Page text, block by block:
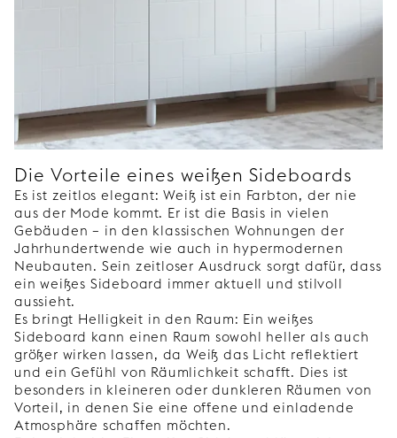
Die Vorteile eines weißen Sideboards
Es ist zeitlos elegant: Weiß ist ein Farbton, der nie
aus der Mode kommt. Er ist die Basis in vielen
Gebäuden – in den klassischen Wohnungen der
Jahrhundertwende wie auch in hypermodernen
Neubauten. Sein zeitloser Ausdruck sorgt dafür, dass
ein weißes Sideboard immer aktuell und stilvoll
aussieht.
Es bringt Helligkeit in den Raum: Ein weißes
Sideboard kann einen Raum sowohl heller als auch
größer wirken lassen, da Weiß das Licht reflektiert
und ein Gefühl von Räumlichkeit schafft. Dies ist
besonders in kleineren oder dunkleren Räumen von
Vorteil, in denen Sie eine offene und einladende
Atmosphäre schaffen möchten.